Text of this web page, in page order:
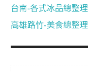
台南-各式冰品總整理
高雄路竹-美食總整理